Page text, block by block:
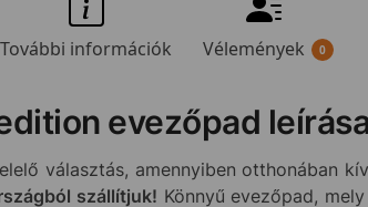
További információk Vélemények 0
evezőpad
választás, amennyiben otthonában
szállítjuk! Könnyű evezőpad, mely